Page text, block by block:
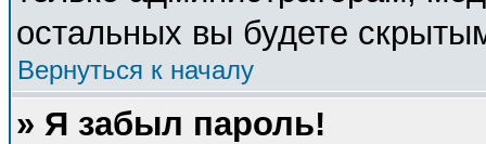
остальных вы будете
Вернуться к началу
» Я забыл пароль!